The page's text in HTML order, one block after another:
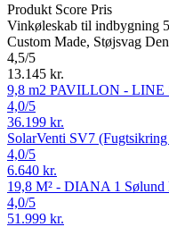
Produkt Score Pris
Vinkøleskab til indbygning
Custom Made, Støjsvag
4,5/5
13.145 kr.
9,8 m2 PAVILLON - LINE
4,0/5
36.199 kr.
SolarVenti SV7
4,0/5
6.640 kr.
19,8 M² - DIANA 1 Sølund
4,0/5
51.999 kr.